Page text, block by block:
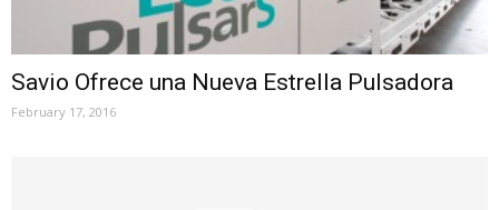
Savio Ofrece una Nueva Estrella Pulsadora
February 17, 2016